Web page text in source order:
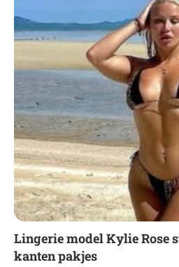
Lingerie model Kylie Rose
kanten pakjes